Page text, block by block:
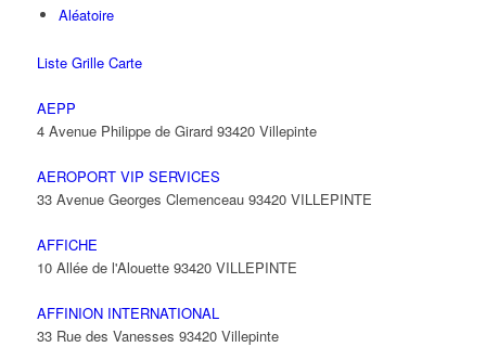
Aléatoire
Liste Grille Carte
AEPP
4 Avenue Philippe de Girard 93420 Villepinte
AEROPORT VIP SERVICES
33 Avenue Georges Clemenceau 93420 VILLEPINTE
AFFICHE
10 Allée de l'Alouette 93420 VILLEPINTE
AFFINION INTERNATIONAL
33 Rue des Vanesses 93420 Villepinte